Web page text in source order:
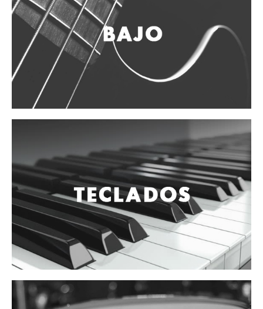
Liras
Guiros
Vientos
Accesorios
Micrófonos
Mano alámbrico
Inalámbrico diadema y solapa
Inalámbrico para instrumento
Estudio
Corro y escenario
Instalaciones
Cámara, computadora y celular
Pedestales y soportes
Accesorios